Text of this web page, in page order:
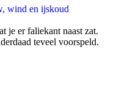
wind en ijskoud
je er faliekant naast zat.
teveel voorspeld.